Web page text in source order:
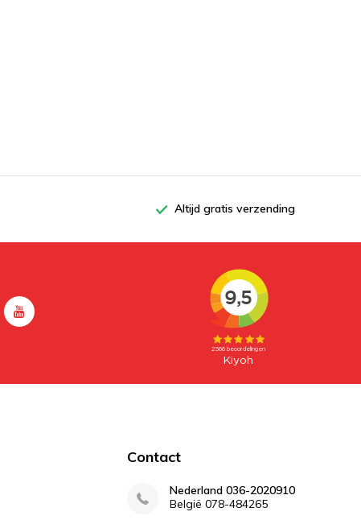
Altijd gratis verzending
Contact
Nederland 036-2020910
België 078-484265